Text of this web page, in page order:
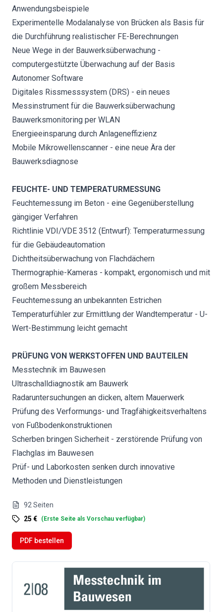
Anwendungsbeispiele
Experimentelle Modalanalyse von Brücken als Basis für
die Durchführung realistischer FE-Berechnungen
Neue Wege in der Bauwerksüberwachung -
computergestützte Überwachung auf der Basis
Autonomer Software
Digitales Rissmesssystem (DRS) - ein neues
Messinstrument für die Bauwerksüberwachung
Bauwerksmonitoring per WLAN
Energieeinsparung durch Anlageneffizienz
Mobile Mikrowellenscanner - eine neue Ära der
Bauwerksdiagnose
FEUCHTE- UND TEMPERATURMESSUNG
Feuchtemessung im Beton - eine Gegenüberstellung
gängiger Verfahren
Richtlinie VDI/VDE 3512 (Entwurf): Temperaturmessung
für die Gebäudeautomation
Dichtheitsüberwachung von Flachdächern
Thermographie-Kameras - kompakt, ergonomisch und mit
großem Messbereich
Feuchtemessung an unbekannten Estrichen
Temperaturfühler zur Ermittlung der Wandtemperatur - U-
Wert-Bestimmung leicht gemacht
PRÜFUNG VON WERKSTOFFEN UND BAUTEILEN
Messtechnik im Bauwesen
Ultraschalldiagnostik am Bauwerk
Radaruntersuchungen an dicken, altem Mauerwerk
Prüfung des Verformungs- und Tragfähigkeitsverhaltens
von Fußbodenkonstruktionen
Scherben bringen Sicherheit - zerstörende Prüfung von
Flachglas im Bauwesen
Prüf- und Laborkosten senken durch innovative
Methoden und Dienstleistungen
92 Seiten
25 €
( Erste Seite als Vorschau verfügbar)
PDF bestellen